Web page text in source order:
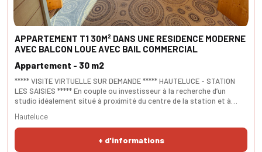
APPARTEMENT T1 30M² DANS UNE RESIDENCE MODERNE
AVEC BALCON LOUE AVEC BAIL COMMERCIAL
***** VISITE VIRTUELLE SUR DEMANDE ***** HAUTELUCE - STATION
LES SAISIES ***** En couple ou investisseur à la recherche d’un
studio idéalement situé à proximité du centre de la station et à
Cette pépite est faite pour vous. Il se compose d'une pièce de vie
avec coin cuisine équipé, un couchage pour deux personnes, ainsi
que d'une salle d'eau moderne ave
Appartement - 30 m2
+ d'informations
Hauteluce